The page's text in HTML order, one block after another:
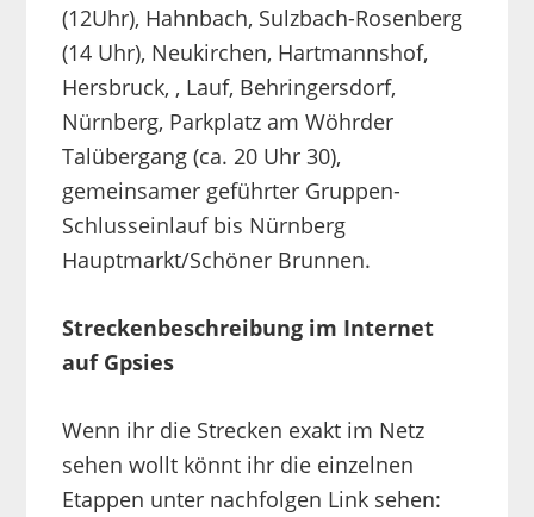
(12Uhr), Hahnbach, Sulzbach-Rosenberg
(14 Uhr), Neukirchen, Hartmannshof,
Hersbruck, , Lauf, Behringersdorf,
Nürnberg, Parkplatz am Wöhrder
Talübergang (ca. 20 Uhr 30),
gemeinsamer geführter Gruppen-
Schlusseinlauf bis Nürnberg
Hauptmarkt/Schöner Brunnen.
Streckenbeschreibung im Internet
auf Gpsies
Wenn ihr die Strecken exakt im Netz
sehen wollt könnt ihr die einzelnen
Etappen unter nachfolgen Link sehen: